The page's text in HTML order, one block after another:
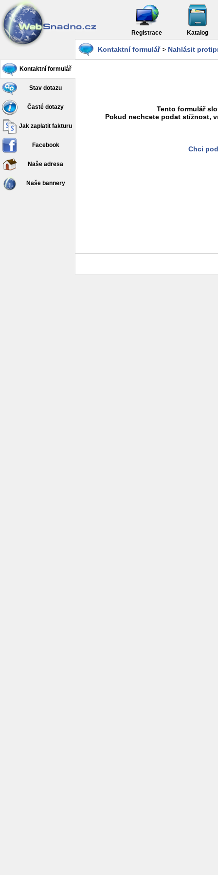
Registrace Katalog
Kontaktní formulář
Stav dotazu
Časté dotazy
Jak zaplatit fakturu
Facebook
Naše adresa
Naše bannery
Kontaktní formulář> Nahlásit
Tento formulář
Pokud nechcete podat stížnost,
Chci